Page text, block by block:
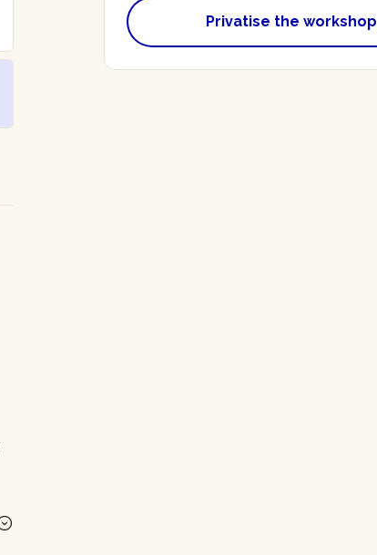
Privatise the workshop